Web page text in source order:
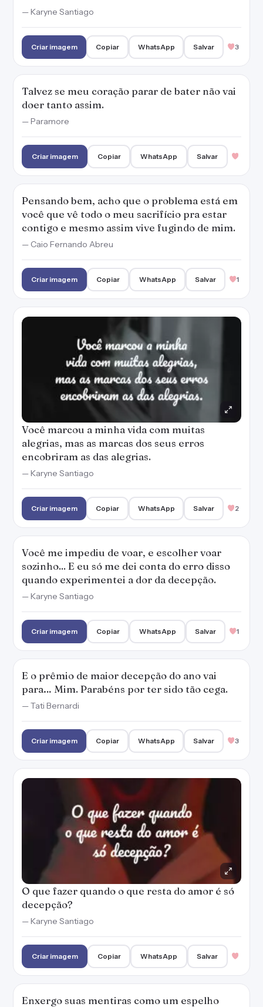
— Karyne Santiago
Criar imagem Copiar WhatsApp Salvar 3
Talvez se meu coração parar de bater não vai
doer tanto assim.
— Paramore
Criar imagem Copiar WhatsApp Salvar
Pensando bem, acho que o problema está em
você que vê todo o meu sacrifício pra estar
contigo e mesmo assim vive fugindo de mim.
— Caio Fernando Abreu
Criar imagem Copiar WhatsApp Salvar 1
Você marcou a minha vida com muitas
alegrias, mas as marcas dos seus erros
encobriram as das alegrias.
— Karyne Santiago
Criar imagem Copiar WhatsApp Salvar 2
Você me impediu de voar, e escolher voar
sozinho... E eu só me dei conta do erro disso
quando experimentei a dor da decepção.
— Karyne Santiago
Criar imagem Copiar WhatsApp Salvar 1
E o prêmio de maior decepção do ano vai
para… Mim. Parabéns por ter sido tão cega.
— Tati Bernardi
Criar imagem Copiar WhatsApp Salvar 3
O que fazer quando o que resta do amor é só
decepção?
— Karyne Santiago
Criar imagem Copiar WhatsApp Salvar
Enxergo suas mentiras como um espelho